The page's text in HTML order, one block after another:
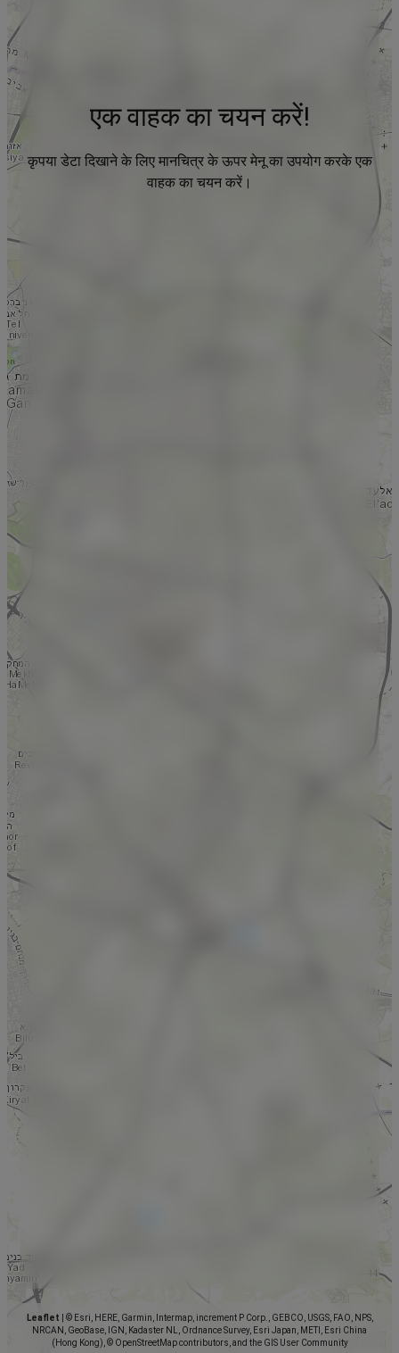
Leaflet
© Esri, HERE, Garmin, Intermap, increment P Corp., GEBCO, USGS, FAO, NPS,
NRCAN, GeoBase, IGN, Kadaster NL, Ordnance Survey, Esri Japan, METI, Esri China
(Hong Kong), © OpenStreetMap contributors, and the GIS User Community
एक वाहक का चयन करें!
कृपया डेटा दिखाने के लिए मानचित्र के ऊपर मेनू का उपयोग करके एक
वाहक का चयन करें।